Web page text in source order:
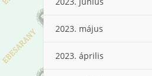
2023. május
2023. április